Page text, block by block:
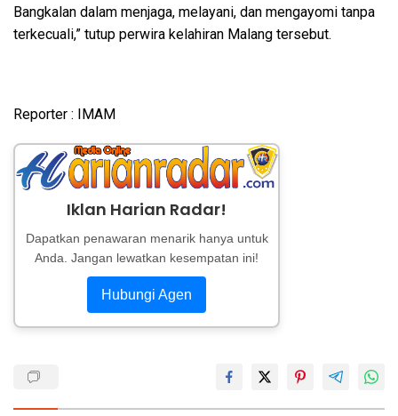
Bangkalan dalam menjaga, melayani, dan mengayomi tanpa
terkecuali,” tutup perwira kelahiran Malang tersebut.
Reporter : IMAM
Iklan Harian Radar!
Dapatkan penawaran menarik hanya untuk
Anda. Jangan lewatkan kesempatan ini!
Hubungi Agen